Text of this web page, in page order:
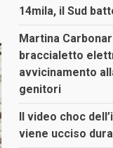
14mila, il Sud
Martina
braccialetto
avvicinamento
genitori
Il video choc
viene ucciso